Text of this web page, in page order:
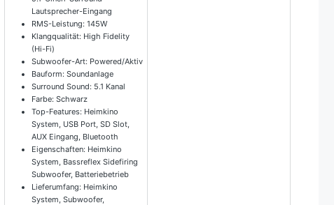
Lautsprecher-Eingang
RMS-Leistung: 145W
Klangqualität: High Fidelity
(Hi-Fi)
Subwoofer-Art: Powered/Aktiv
Bauform: Soundanlage
Surround Sound: 5.1 Kanal
Farbe: Schwarz
Top-Features: Heimkino
System, USB Port, SD Slot,
AUX Eingang, Bluetooth
Eigenschaften: Heimkino
System, Bassreflex Sidefiring
Subwoofer, Batteriebetrieb
Lieferumfang: Heimkino
System, Subwoofer,